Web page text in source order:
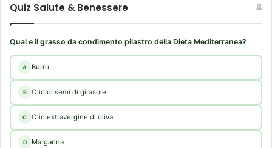
)
-
r
l
s
i
Quiz Salute & Benessere
Qual e il grasso da condimento pilastro della Dieta Mediterranea?
A Burro
B Olio di semi di girasole
C Olio extravergine di oliva
D Margarina